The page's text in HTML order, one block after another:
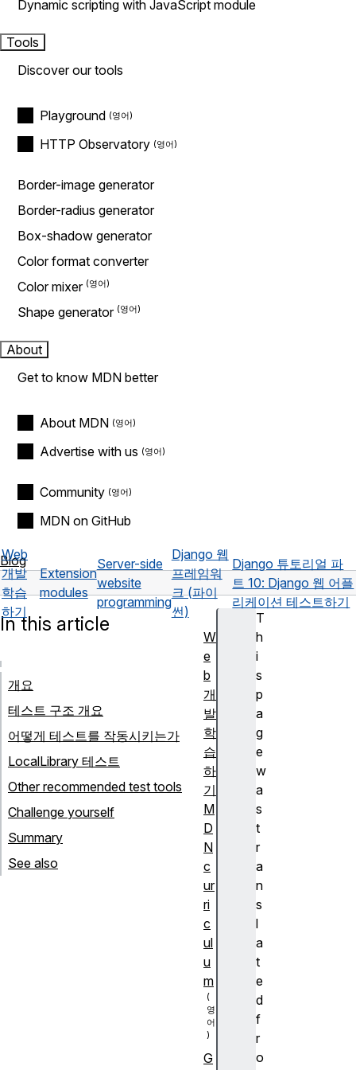
Dynamic scripting with JavaScript module
Tools
Discover our tools
Playground
HTTP Observatory
Border-image generator
Border-radius generator
Box-shadow generator
Color format converter
Color mixer
Shape generator
About
Get to know MDN better
About MDN
Advertise with us
Community
MDN on GitHub
Blog
Web
개발
학습
하기
Extension
modules
Server-side
website
programming
Django 웹
프레임워
크 (파이
썬)
Django 튜토리얼 파
트 10: Django 웹 어플
리케이션 테스트하기
T
h
i
s
p
a
g
e
w
a
s
t
r
a
n
s
l
a
t
e
d
f
r
o
In this article
개요
테스트 구조 개요
어떻게 테스트를 작동시키는가
LocalLibrary 테스트
Other recommended test tools
Challenge yourself
Summary
See also
W
e
b
개
발
학
습
하
기
M
D
N
c
ur
ri
c
ul
u
m
G